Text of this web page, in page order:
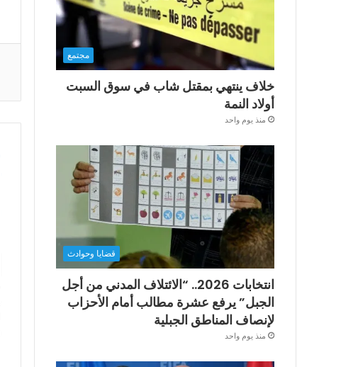
مجتمع
خلاف ينتهي بمقتل شاب في سوق السبت
أولاد النمة
منذ يوم واحد
قضايا وحوادث
انتخابات 2026.. “الائتلاف المدني من أجل
الجبل” يرفع عشرة مطالب أمام الأحزاب
لإنصاف المناطق الجبلية
منذ يوم واحد